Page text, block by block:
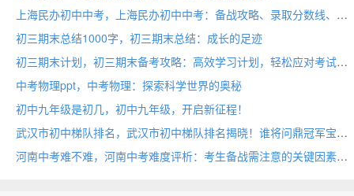
上海民办初中中考，上海民办初中中考：备战攻略、录取分数线、名校解析
初三期末总结1000字，初三期末总结：成长的足迹
初三期末计划，初三期末备考攻略：高效学习计划，轻松应对考试！
中考物理ppt，中考物理：探索科学世界的奥秘
初中九年级是初几，初中九年级，开启新征程！
武汉市初中梯队排名，武汉市初中梯队排名揭晓！谁将问鼎冠军宝座？
河南中考难不难，河南中考难度评析：考生备战需注意的关键因素